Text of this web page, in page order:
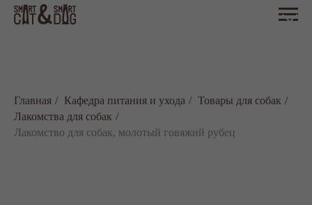
Главная / Кафедра питания и ухода / Товары для собак /
Лакомства для собак /
Лакомство для собак, молотый говяжий рубец